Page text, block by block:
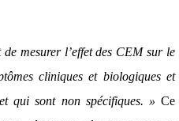
mesurer l’effet des CEM sur le
cliniques et biologiques et
qui sont non spécifiques. » Ce